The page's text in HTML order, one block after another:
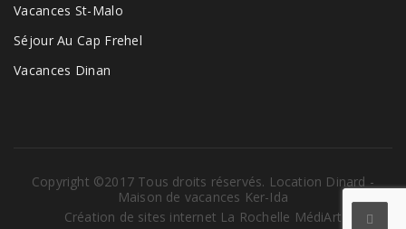
Vacances St-Malo
Séjour Au Cap Frehel
Vacances Dinan
Copyright ©2017 Tous droits réservés. Location Dinard -
Maison de vacances Ker-Ida
Création de sites internet La Rochelle MédiArt